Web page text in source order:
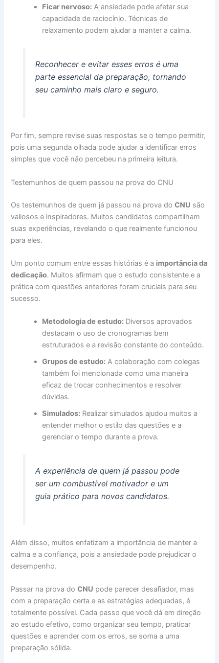
Ficar nervoso: A ansiedade pode afetar sua
capacidade de raciocínio. Técnicas de
relaxamento podem ajudar a manter a calma.
Reconhecer e evitar esses erros é uma
parte essencial da preparação, tornando
seu caminho mais claro e seguro.
Por fim, sempre revise suas respostas se o tempo permitir,
pois uma segunda olhada pode ajudar a identificar erros
simples que você não percebeu na primeira leitura.
Testemunhos de quem passou na prova do CNU
Os testemunhos de quem já passou na prova doCNU são
valiosos e inspiradores. Muitos candidatos compartilham
suas experiências, revelando o que realmente funcionou
para eles.
Um ponto comum entre essas histórias é a importância da
dedicação. Muitos afirmam que o estudo consistente e a
prática com questões anteriores foram cruciais para seu
sucesso.
Metodologia de estudo: Diversos aprovados
destacam o uso de cronogramas bem
estruturados e a revisão constante do conteúdo.
Grupos de estudo: A colaboração com colegas
também foi mencionada como uma maneira
eficaz de trocar conhecimentos e resolver
dúvidas.
Simulados: Realizar simulados ajudou muitos a
entender melhor o estilo das questões e a
gerenciar o tempo durante a prova.
A experiência de quem já passou pode
ser um combustível motivador e um
guia prático para novos candidatos.
Além disso, muitos enfatizam a importância de manter a
calma e a confiança, pois a ansiedade pode prejudicar o
desempenho.
Passar na prova doCNU pode parecer desafiador, mas
com a preparação certa e as estratégias adequadas, é
totalmente possível. Cada passo que você dá em direção
ao estudo efetivo, como organizar seu tempo, praticar
questões e aprender com os erros, se soma a uma
preparação sólida.